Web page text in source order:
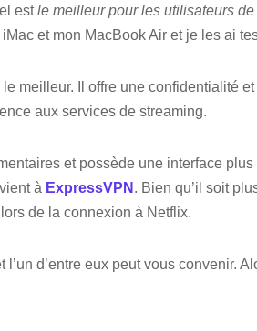
estle meilleur pour les utilisateurs de
et mon MacBook Air et je les ai
le meilleur. Il offre une confidentialité
aux services de streaming.
et possède une interface plus
à ExpressVPN . Bien qu’il soit
de la connexion à Netflix.
d’entre eux peut vous convenir.